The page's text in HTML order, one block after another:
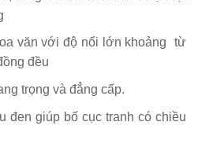
văn với độ nổi lớn khoảng từ
đều
trọng và đẳng cấp.
đen giúp bố cục tranh có chiều